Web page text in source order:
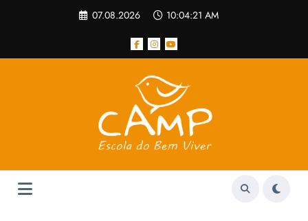
07.08.2026 10:04:22 AM